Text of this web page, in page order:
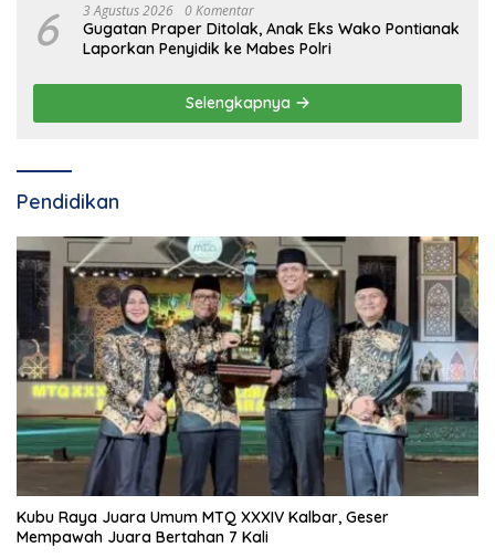
6 3 Agustus 2026 0 Komentar
Gugatan Praper Ditolak, Anak Eks Wako Pontianak
Laporkan Penyidik ke Mabes Polri
Selengkapnya
Pendidikan
Kubu Raya Juara Umum MTQ XXXIV Kalbar, Geser
Mempawah Juara Bertahan 7 Kali